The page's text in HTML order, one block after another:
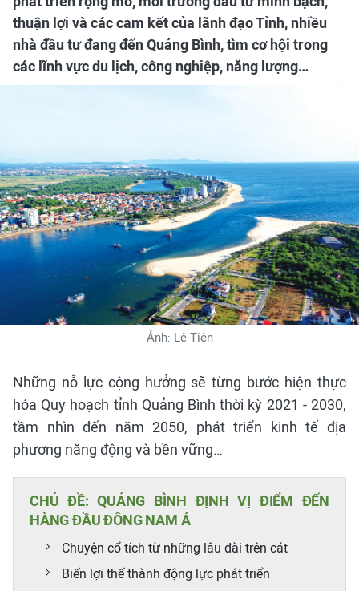
thuận lợi và các cam kết của lãnh đạo Tỉnh, nhiều
nhà đầu tư đang đến Quảng Bình, tìm cơ hội trong
các lĩnh vực du lịch, công nghiệp, năng lượng…
Ảnh: Lê Tiên
Những nỗ lực cộng hưởng sẽ từng bước hiện thực
hóa Quy hoạch tỉnh Quảng Bình thời kỳ 2021 - 2030,
tầm nhìn đến năm 2050, phát triển kinh tế địa
phương năng động và bền vững…
CHỦ ĐỀ: QUẢNG BÌNH ĐỊNH VỊ ĐIỂM ĐẾN
HÀNG ĐẦU ĐÔNG NAM Á
Chuyện cổ tích từ những lâu đài trên cát
Biến lợi thế thành động lực phát triển